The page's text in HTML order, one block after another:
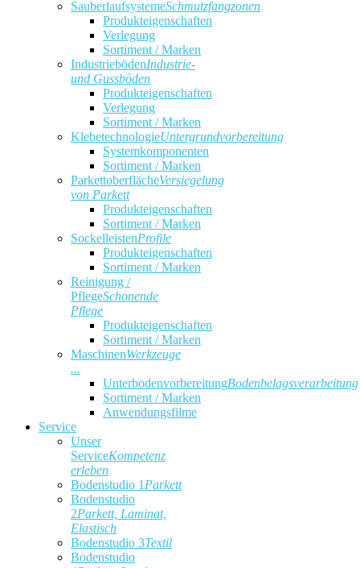
SauberlaufsystemeSchmutzfangzonen
Produkteigenschaften
Verlegung
Sortiment / Marken
IndustriebödenIndustrie-
und Gussböden
Produkteigenschaften
Verlegung
Sortiment / Marken
KlebetechnologieUntergrundvorbereitung
Systemkomponenten
Sortiment / Marken
ParkettoberflächeVersiegelung
von Parkett
Produkteigenschaften
Sortiment / Marken
SockelleistenProfile
Produkteigenschaften
Sortiment / Marken
Reinigung /
PflegeSchonende
Pflege
Produkteigenschaften
Sortiment / Marken
MaschinenWerkzeuge
...
UnterbodenvorbereitungBodenbelagsverarbeitung
Sortiment / Marken
Anwendungsfilme
Service
Unser
ServiceKompetenz
erleben
Bodenstudio 1 Parkett
Bodenstudio
2Parkett, Laminat,
Elastisch
Bodenstudio 3Textil
Bodenstudio